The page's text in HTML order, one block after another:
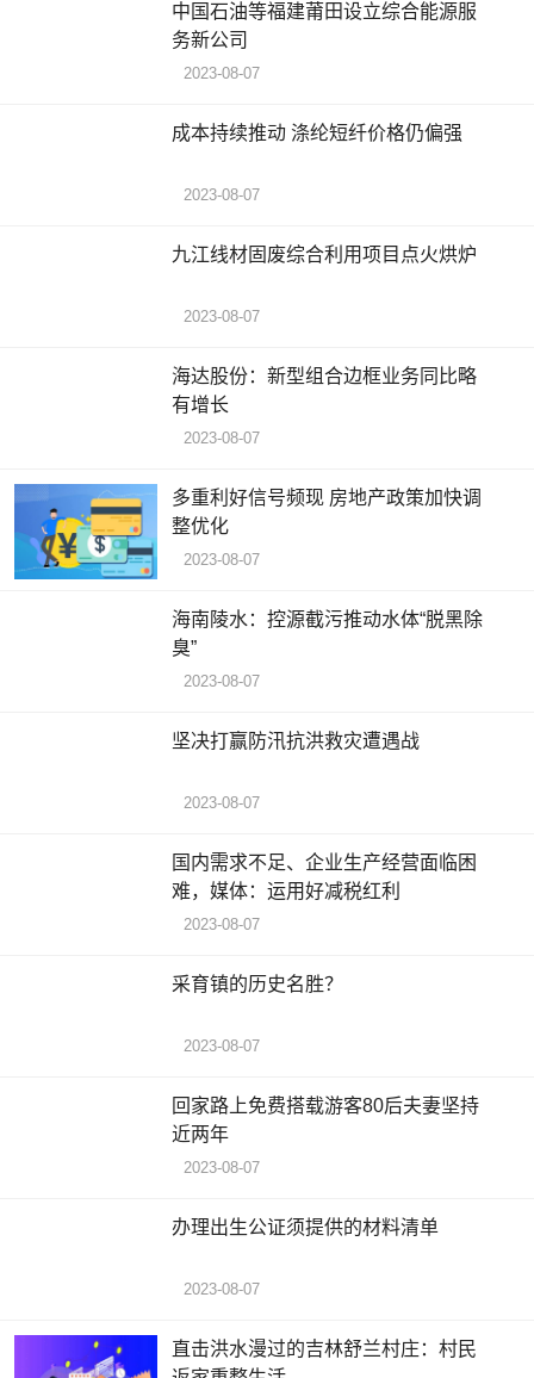
中国石油等福建莆田设立综合能源服
务新公司
2023-08-07
成本持续推动 涤纶短纤价格仍偏强
2023-08-07
九江线材固废综合利用项目点火烘炉
2023-08-07
海达股份：新型组合边框业务同比略
有增长
2023-08-07
多重利好信号频现 房地产政策加快调
整优化
2023-08-07
海南陵水：控源截污推动水体“脱黑除
臭”
2023-08-07
坚决打赢防汛抗洪救灾遭遇战
2023-08-07
国内需求不足、企业生产经营面临困
难，媒体：运用好减税红利
2023-08-07
采育镇的历史名胜？
2023-08-07
回家路上免费搭载游客80后夫妻坚持
近两年
2023-08-07
办理出生公证须提供的材料清单
2023-08-07
直击洪水漫过的吉林舒兰村庄：村民